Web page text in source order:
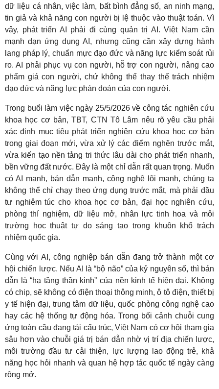
dữ liệu cá nhân, việc làm, bất bình đẳng số, an ninh mạng,
tin giả và khả năng con người bị lệ thuộc vào thuật toán. Vì
vậy, phát triển AI phải đi cùng quản trị AI. Việt Nam cần
mạnh dạn ứng dụng AI, nhưng cũng cần xây dựng hành
lang pháp lý, chuẩn mực đạo đức và năng lực kiểm soát rủi
ro. AI phải phục vụ con người, hỗ trợ con người, nâng cao
phẩm giá con người, chứ không thể thay thế trách nhiệm
đạo đức và năng lực phán đoán của con người.
Trong buổi làm việc ngày 25/5/2026 về công tác nghiên cứu
khoa học cơ bản, TBT, CTN Tô Lâm nêu rõ yêu cầu phải
xác định mục tiêu phát triển nghiên cứu khoa học cơ bản
trong giai đoạn mới, vừa xử lý các điểm nghẽn trước mắt,
vừa kiến tạo nền tảng tri thức lâu dài cho phát triển nhanh,
bền vững đất nước. Đây là một chỉ dẫn rất quan trọng. Muốn
có AI mạnh, bán dẫn mạnh, công nghệ lõi mạnh, chúng ta
không thể chỉ chạy theo ứng dụng trước mắt, mà phải đầu
tư nghiêm túc cho khoa học cơ bản, đại học nghiên cứu,
phòng thí nghiệm, dữ liệu mở, nhân lực tinh hoa và môi
trường học thuật tự do sáng tạo trong khuôn khổ trách
nhiệm quốc gia.
Cùng với AI, công nghiệp bán dẫn đang trở thành một cơ
hội chiến lược. Nếu AI là “bộ não” của kỷ nguyên số, thì bán
dẫn là “hạ tầng thần kinh” của nền kinh tế hiện đại. Không
có chip, sẽ không có điện thoại thông minh, ô tô điện, thiết bị
y tế hiện đại, trung tâm dữ liệu, quốc phòng công nghệ cao
hay các hệ thống tự động hóa. Trong bối cảnh chuỗi cung
ứng toàn cầu đang tái cấu trúc, Việt Nam có cơ hội tham gia
sâu hơn vào chuỗi giá trị bán dẫn nhờ vị trí địa chiến lược,
môi trường đầu tư cải thiện, lực lượng lao động trẻ, khả
năng học hỏi nhanh và quan hệ hợp tác quốc tế ngày càng
rộng mở.